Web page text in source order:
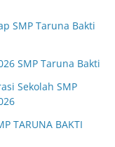
SMP Taruna Bakti
SMP Taruna Bakti
Sekolah SMP
TARUNA BAKTI